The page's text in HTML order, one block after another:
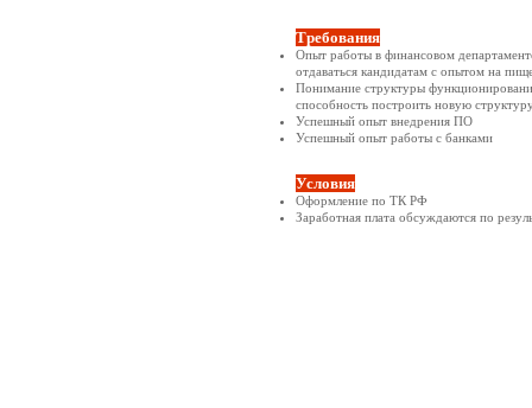
Требования
Опыт работы в финансовом
отдаваться кандидатам с опытом на
Понимание структуры
способность построить новую
Успешный опыт внедрения ПО
Успешный опыт работы с банками
Условия
Оформление по ТК РФ
Заработная плата обсуждаются по